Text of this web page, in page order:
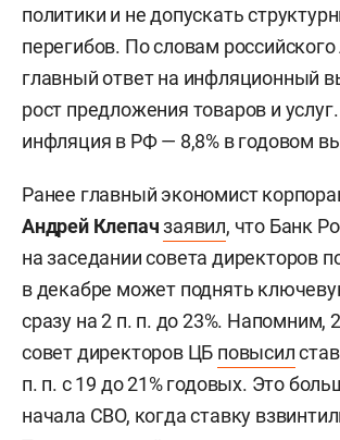
политики и не допускать
перегибов. По словам российского
главный ответ на инфляционный
рост предложения товаров и
инфляция в РФ — 8,8% в годовом
Ранее главный экономист
Андрей Клепач заявил, что Банк
на заседании совета директоров
в декабре может поднять
сразу на 2 п. п. до 23%. Напомним,
совет директоров ЦБ повысил
п. п. с 19 до 21% годовых. Это
начала СВО, когда ставку